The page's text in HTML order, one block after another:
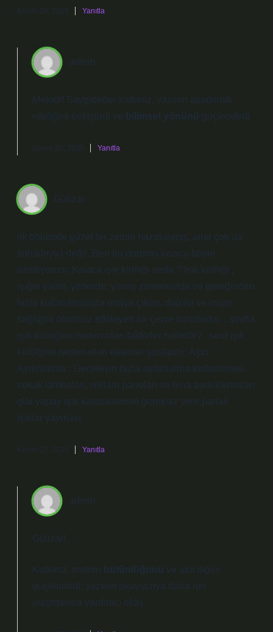
Kasım 20, 2025 Yanıtla
admin
Melodi! Saygıdeğer katkınız, yazının akademik
niteliğini pekiştirdi ve bilimsel yönünü güçlendirdi.
Kasım 20, 2025 Yanıtla
Gülizar
ilk bölümde güzel bir zemin hazırlanmış, ama çok da
sürükleyici değil. Ben bu durumu kısaca böyle
özetliyorum: Kısaca ışık kirliliği nedir ? Işık kirliliği ,
ışığın yanlış yerlerde, yanlış zamanlarda ve gereğinden
fazla kullanılmasıyla ortaya çıkan, doğayı ve insan
sağlığını olumsuz etkileyen bir çevre sorunudur. . sınıfta
ışık kirliliğine neden olan faktörler nelerdir? . sınıf ışık
kirliliğine neden olan etkenler şunlardır: Aşırı
Aydınlatma : Geceleyin fazla aydınlatma kullanılması,
sokak lambaları, reklam panoları ve bina aydınlatmaları
gibi yapay ışık kaynaklarının gereksiz yere parlak
ışıklar yayması.
Kasım 27, 2025 Yanıtla
admin
Gülizar!
Katkınız, metnin bütünlüğünü ve akıcılığını
güçlendirdi; yazının okuyucuya daha net
ulaşmasına yardımcı oldu.